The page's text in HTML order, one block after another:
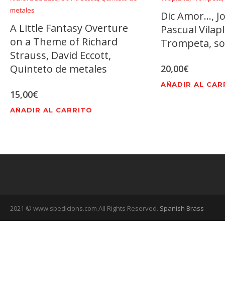
A Little Fantasy Overture
on a Theme of Richard
Strauss, David Eccott,
Quinteto de metales
15,00€
AÑADIR AL CARRITO
Dic Amor…,
Pascual
Trompeta,
20,00€
AÑADIR AL
2021 © www.sbedicions.com All Rights Reserved. Spanish Brass